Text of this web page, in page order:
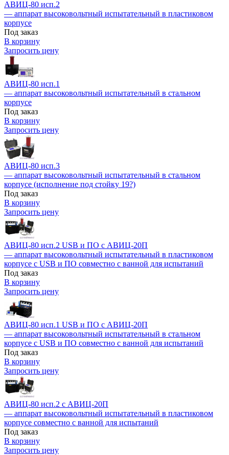
АВИЦ-80 исп.2
— аппарат высоковольтный испытательный в пластиковом
корпусе
Под заказ
В корзину
Запросить цену
АВИЦ-80 исп.1
— аппарат высоковольтный испытательный в стальном
корпусе
Под заказ
В корзину
Запросить цену
АВИЦ-80 исп.3
— аппарат высоковольтный испытательный в стальном
корпусе (исполнение под стойку 19?)
Под заказ
В корзину
Запросить цену
АВИЦ-80 исп.2 USB и ПО c АВИЦ-20П
— аппарат высоковольтный испытательный в пластиковом
корпусе с USB и ПО совместно с ванной для испытаний
Под заказ
В корзину
Запросить цену
АВИЦ-80 исп.1 USB и ПО c АВИЦ-20П
— аппарат высоковольтный испытательный в стальном
корпусе с USB и ПО совместно с ванной для испытаний
Под заказ
В корзину
Запросить цену
АВИЦ-80 исп.2 c АВИЦ-20П
— аппарат высоковольтный испытательный в пластиковом
корпусе совместно с ванной для испытаний
Под заказ
В корзину
Запросить цену